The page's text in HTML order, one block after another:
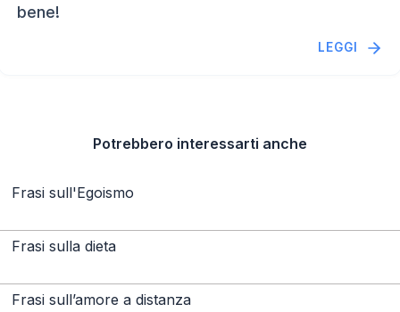
bene!
LEGGI
Potrebbero interessarti anche
Frasi sull'Egoismo
Frasi sulla dieta
Frasi sull’amore a distanza